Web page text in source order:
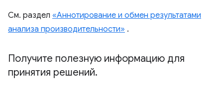
См. раздел «Аннотирование и обмен результатами
анализа производительности» .
Получите полезную информацию для
принятия решений.